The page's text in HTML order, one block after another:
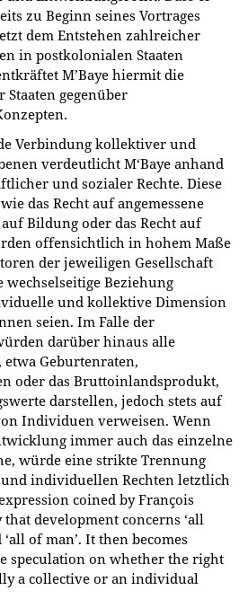
zu Beginn seines Vortrages
dem Entstehen zahlreicher
in postkolonialen Staaten
M’Baye hiermit die
gegenüber
Verbindung kollektiver und
verdeutlicht M‘Baye anhand
und sozialer Rechte. Diese
das Recht auf angemessene
Bildung oder das Recht auf
offensichtlich in hohem Maße
der jeweiligen Gesellschaft
wechselseitige Beziehung
und kollektive Dimension
seien. Im Falle der
darüber hinaus alle
Geburtenraten,
oder das Bruttoinlandsprodukt,
darstellen, jedoch stets auf
Individuen verweisen. Wenn
immer auch das einzelne
würde eine strikte Trennung
individuellen Rechten letztlich
coined by François
development concerns ‘all
‘all of man’. It then becomes
speculation on whether the right
a collective or an individual